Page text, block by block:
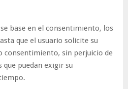
base en el consentimiento, los
que el usuario solicite su
consentimiento, sin perjuicio de
que puedan exigir su